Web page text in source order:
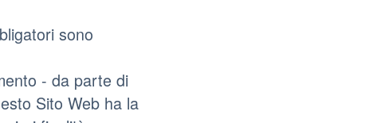
sono
- da parte di
Sito Web ha la